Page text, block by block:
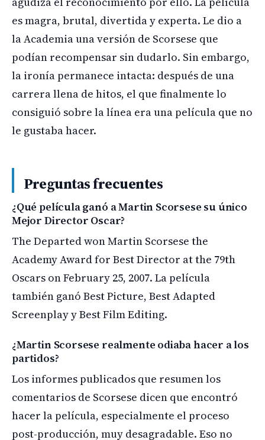
es magra, brutal, divertida y experta. Le dio a
la Academia una versión de Scorsese que
podían recompensar sin dudarlo. Sin embargo,
la ironía permanece intacta: después de una
carrera llena de hitos, el que finalmente lo
consiguió sobre la línea era una película que no
le gustaba hacer.
Preguntas frecuentes
¿Qué película ganó a Martin Scorsese su único
Mejor Director Oscar?
The Departed won Martin Scorsese the
Academy Award for Best Director at the 79th
Oscars on February 25, 2007. La película
también ganó Best Picture, Best Adapted
Screenplay y Best Film Editing.
¿Martin Scorsese realmente odiaba hacer a los
partidos?
Los informes publicados que resumen los
comentarios de Scorsese dicen que encontró
hacer la película, especialmente el proceso
post-producción, muy desagradable. Eso no